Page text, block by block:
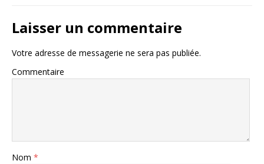
Laisser un commentaire
Votre adresse de messagerie ne sera pas publiée.
Commentaire
Nom *